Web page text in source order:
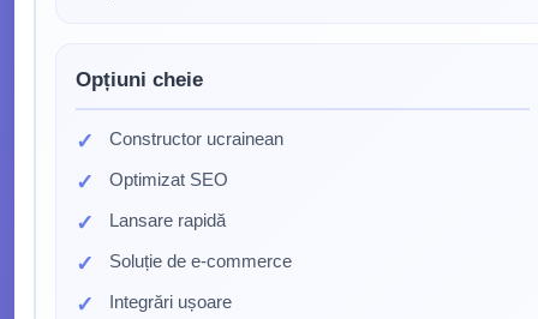
Opțiuni cheie
Constructor ucrainean
Optimizat SEO
Lansare rapidă
Soluție de e-commerce
Integrări ușoare